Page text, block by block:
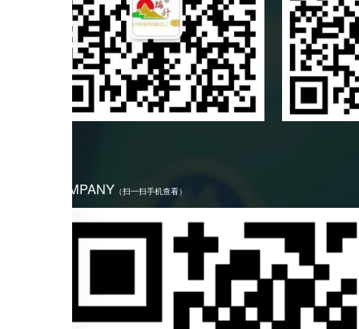
COMPANY （扫一扫手机查看）